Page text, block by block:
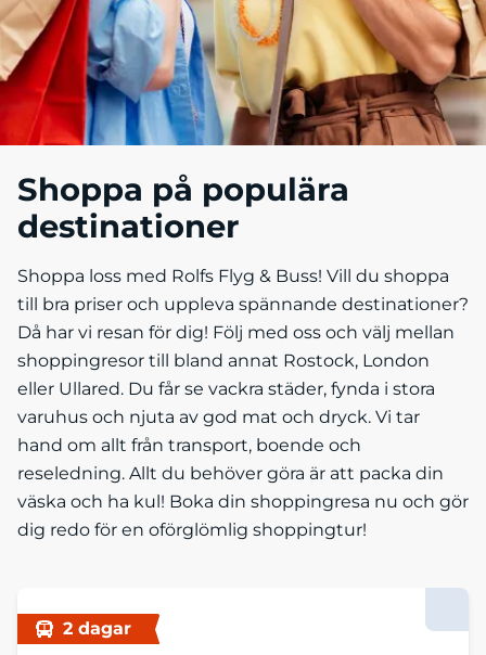
Shoppa på populära
destinationer
Shoppa loss med Rolfs Flyg & Buss! Vill du shoppa
till bra priser och uppleva spännande destinationer?
Då har vi resan för dig! Följ med oss och välj mellan
shoppingresor till bland annat Rostock, London
eller Ullared. Du får se vackra städer, fynda i stora
varuhus och njuta av god mat och dryck. Vi tar
hand om allt från transport, boende och
reseledning. Allt du behöver göra är att packa din
väska och ha kul! Boka din shoppingresa nu och gör
dig redo för en oförglömlig shoppingtur!
2 dagar